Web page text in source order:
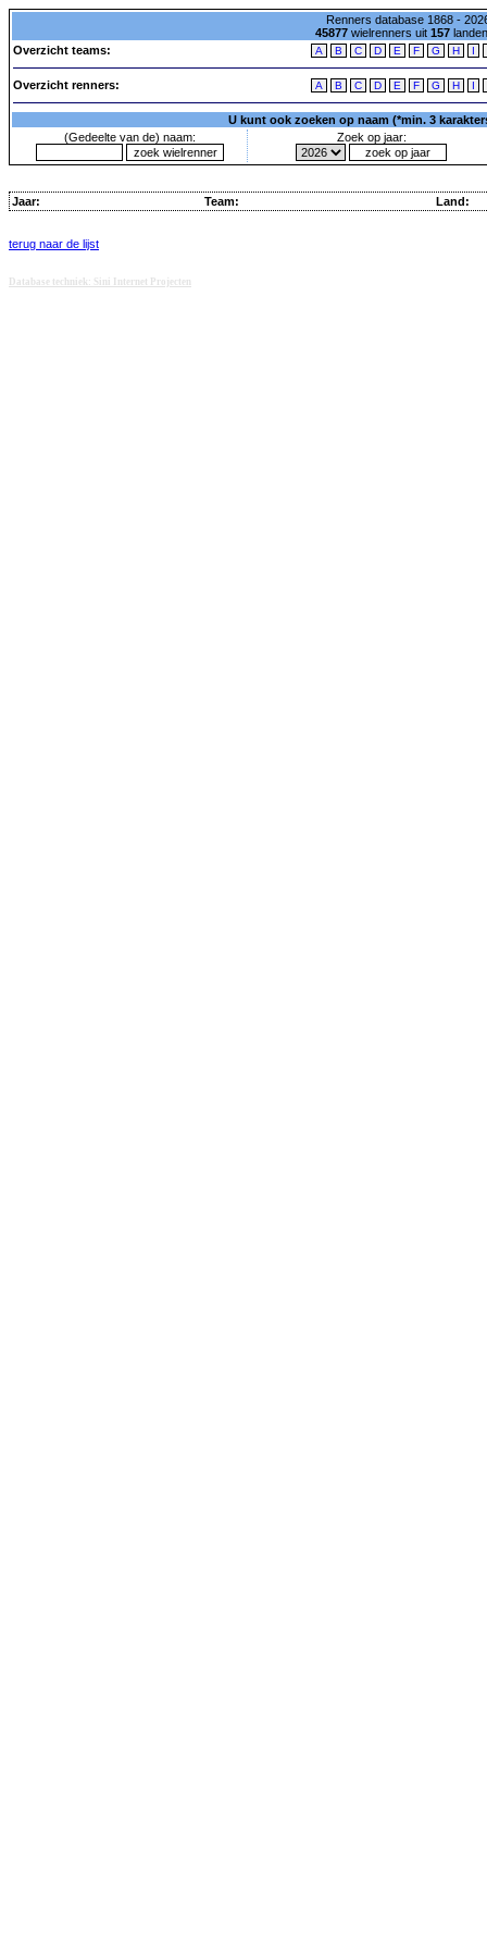
Renners database 1868 -
45877wielrenners uit 157
Overzicht teams:
A B C D E F G H I
Overzicht renners: A B C D E F G H I
U kunt ook zoeken op naam (*min. 3
(Gedeelte van de) naam:
Zoek op jaar:
Jaar: Team: Land:
terug naar de lijst
Database techniek: Sini Internet Projecten